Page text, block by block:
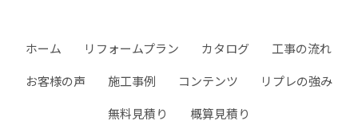
ホーム リフォームプラン カタログ
工事の流れ
お客様の声
施工事例 コンテンツ
リプレの強み
無料見積り
概算見積り